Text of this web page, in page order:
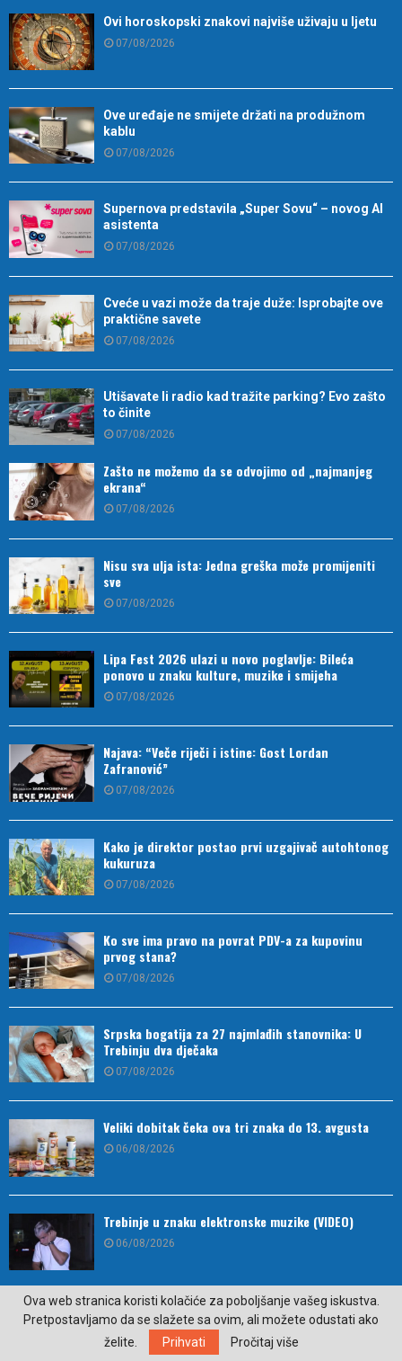
Ovi horoskopski znakovi najviše uživaju u ljetu
07/08/2026
Ove uređaje ne smijete držati na produžnom
kablu
07/08/2026
Supernova predstavila „Super Sovu“ – novog AI
asistenta
07/08/2026
Cveće u vazi može da traje duže: Isprobajte ove
praktične savete
07/08/2026
Utišavate li radio kad tražite parking? Evo zašto
to činite
07/08/2026
Zašto ne možemo da se odvojimo od „najmanjeg
ekrana“
07/08/2026
Nisu sva ulja ista: Jedna greška može promijeniti
sve
07/08/2026
Lipa Fest 2026 ulazi u novo poglavlje: Bileća
ponovo u znaku kulture, muzike i smijeha
07/08/2026
Najava: “Veče riječi i istine: Gost Lordan
Zafranović”
07/08/2026
Kako je direktor postao prvi uzgajivač autohtonog
kukuruza
07/08/2026
Ko sve ima pravo na povrat PDV-a za kupovinu
prvog stana?
07/08/2026
Srpska bogatija za 27 najmlađih stanovnika: U
Trebinju dva dječaka
07/08/2026
Veliki dobitak čeka ova tri znaka do 13. avgusta
06/08/2026
Trebinje u znaku elektronske muzike (VIDEO)
06/08/2026
Namirnica koja je idealna za zdravlje mozga
06/08/2026
Ova web stranica koristi kolačiće za poboljšanje vašeg iskustva.
Pretpostavljamo da se slažete sa ovim, ali možete odustati ako
želite.
Prihvati Pročitaj više